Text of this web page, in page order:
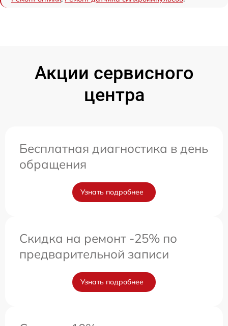
Акции сервисного
центра
Бесплатная диагностика в день
обращения
Узнать подробнее
Скидка на ремонт -25% по
предварительной записи
Узнать подробнее